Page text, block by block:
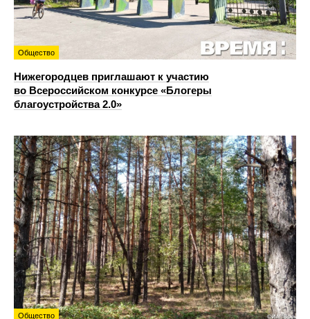
Общество
Нижегородцев приглашают к участию
во Всероссийском конкурсе «Блогеры
благоустройства 2.0»
Общество